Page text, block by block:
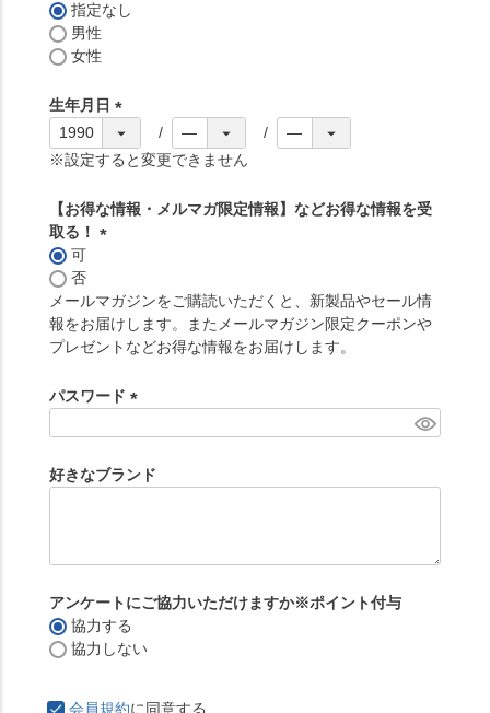
指定なし
男性
女性
生年月日
(
必
)
※設定すると変更できません
【お得な情報・メルマガ限定情報】などお得な情報を受
取る！
須
)
可
否
メールマガジンをご購読いただくと、新製品やセール情
報をお届けします。またメールマガジン限定クーポンや
プレゼントなどお得な情報をお届けします。
パスワード
須
)
好きなブランド
アンケートにご協力いただけますか※ポイント付与
協力する
協力しない
会員規約に同意する